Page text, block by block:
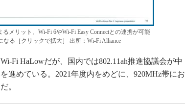
メリット。Wi-Fi 6やWi-Fi Easy Connectとの連携が可能
る［クリックで拡大］ 出所：Wi-Fi Alliance
Fi HaLowだが、国内では802.11ah推進協議会が中
進めている。2021年度内をめどに、920MHz帯にお
。